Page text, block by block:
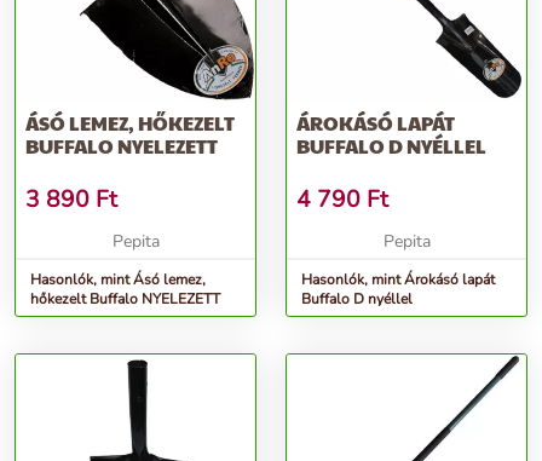
ÁSÓ LEMEZ, HŐKEZELT
BUFFALO NYELEZETT
3 890 Ft
Pepita
Hasonlók, mint Ásó lemez,
hőkezelt Buffalo NYELEZETT
ÁROKÁSÓ LAPÁT
BUFFALO D NYÉLLEL
4 790 Ft
Pepita
Hasonlók, mint Árokásó lapát
Buffalo D nyéllel